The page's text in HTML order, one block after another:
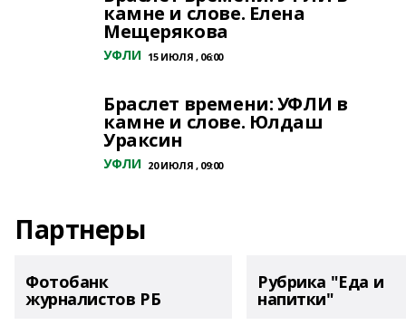
камне и слове. Елена
Мещерякова
УФЛИ 15 ИЮЛЯ , 06:00
Браслет времени: УФЛИ в
камне и слове. Юлдаш
Ураксин
УФЛИ 20 ИЮЛЯ , 09:00
Партнеры
Фотобанк
журналистов РБ
Рубрика "Еда и
напитки"